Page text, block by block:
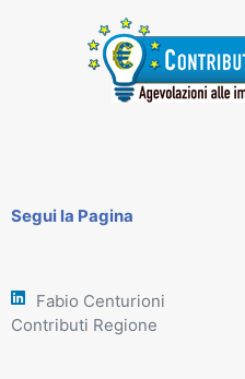
Segui la Pagina
Fabio Centurioni
Contributi Regione